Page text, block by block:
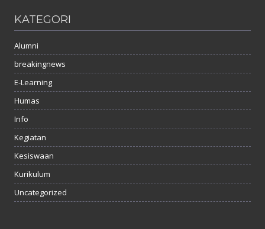
KATEGORI
Alumni
breakingnews
E-Learning
Humas
Info
Kegiatan
Kesiswaan
Kurikulum
Uncategorized